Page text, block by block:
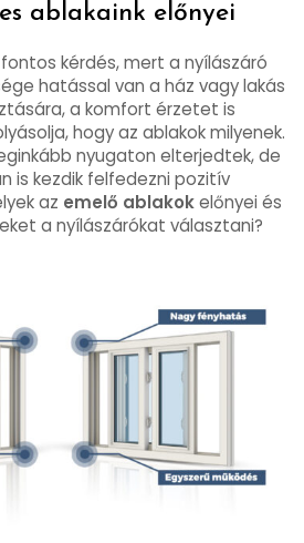
ablakaink előnyei
kérdés, mert a nyílászáró
hatással van a ház vagy lakás
a komfort érzetet is
hogy az ablakok milyenek.
nyugaton elterjedtek, de
is kezdik felfedezni pozitív
az emelő ablakokelőnyei és
a nyílászárókat választani?